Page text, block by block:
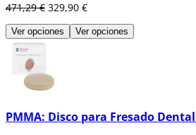
471,29 € 329,90 €
Ver opciones Ver opciones
PMMA: Disco para Fresado